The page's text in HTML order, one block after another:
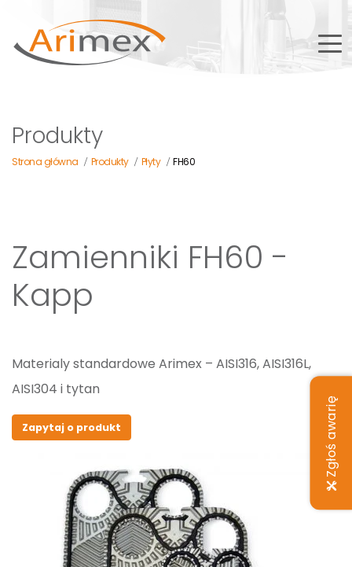
Produkty
Strona główna / Produkty / Płyty / FH60
Zamienniki FH60 -
Kapp
Materialy standardowe Arimex – AISI316, AISI316L,
AISI304 i tytan
Zapytaj o produkt Zgłoś awarię